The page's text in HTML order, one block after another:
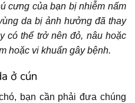
cưng của bạn bị nhiễm nấm
da bị ảnh hưởng đã thay
có thể trở nên đỏ, nâu hoặc
hoặc vi khuẩn gây bệnh.
ở cún
bạn cần phải đưa chúng